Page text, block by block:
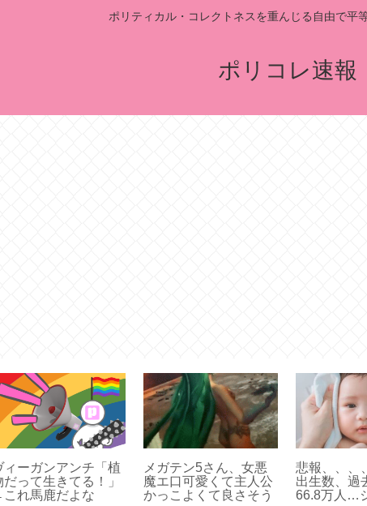
ポリティカル・コレクトネスを重んじる自由で平
ポリコレ速報
ィーガンアンチ「植
だって生きてる！」
れ馬鹿だよな
メガテン5さん、女悪
魔エ口可愛くて主人公
かっこよくて良さそう
悲報、、、
出生数、過
66.8万人…